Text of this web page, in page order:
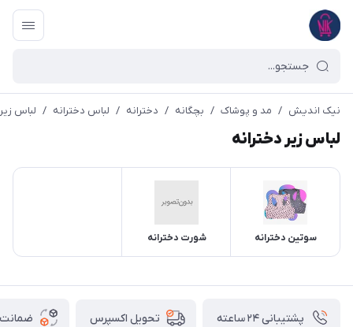
نیک اندیش / مد و پوشاک / بچگانه / دخترانه / لباس دخترانه / لباس
لباس زیر دخترانه
سوتین دخترانه شورت دخترانه
پشتیبانی ۲۴ ساعته تحویل اکسپرس ضمانت